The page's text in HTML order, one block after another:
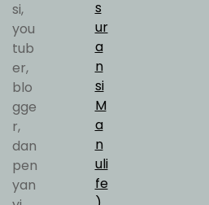
si,
you
tub
er,
blo
gge
r,
dan
pen
yan
s
ur
a
n
si
M
a
n
uli
fe